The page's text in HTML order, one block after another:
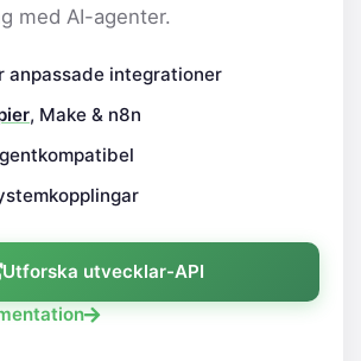
med AI-agenter.
anpassade integrationer
, Make & n8n
Utforska utvecklar-API